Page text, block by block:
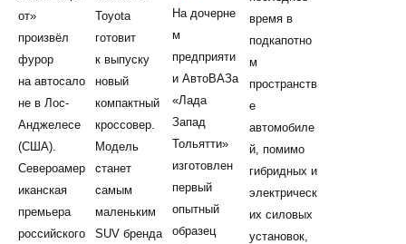
от»
произвёл
фурор
на автосало
не в Лос-
Анджелесе
(США).
Североамер
иканская
премьера
российского
Toyota
готовит
к выпуску
новый
компактный
кроссовер.
Модель
станет
самым
маленьким
SUV бренда
На дочерне
м
предприяти
и АвтоВАЗа
«Лада
Запад
Тольятти»
изготовлен
первый
опытный
образец
время в
подкапотно
м
пространств
е
автомобиле
й, помимо
гибридных и
электрическ
их силовых
установок,